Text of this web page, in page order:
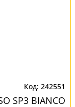
242551
SP3 BIANCO